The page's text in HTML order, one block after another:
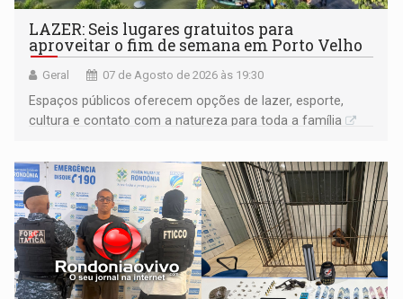
LAZER: Seis lugares gratuitos para
aproveitar o fim de semana em Porto Velho
Geral 07 de Agosto de 2026 às 19:30
Espaços públicos oferecem opções de lazer, esporte,
cultura e contato com a natureza para toda a família